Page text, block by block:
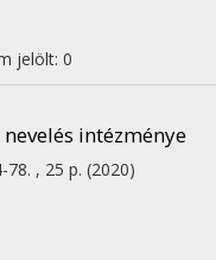
jelölt: 0
intézménye
78. , 25 p. (2020)